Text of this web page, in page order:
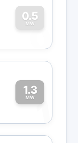
0.5
MW
0
1.3
MW1